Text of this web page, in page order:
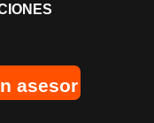
asesor